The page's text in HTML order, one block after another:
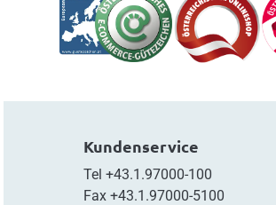
Kundenservice
Tel +43.1.97000-100
Fax +43.1.97000-5100